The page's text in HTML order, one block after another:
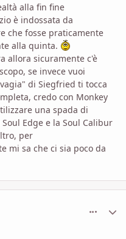
alla fin fine
è indossata da
che fosse praticamente
alla quinta.
allora sicuramente c'è
se invece vuoi
di Siegfried ti tocca
credo con Monkey
una spada di
Edge e la Soul Calibur
per
mi sa che ci sia poco da